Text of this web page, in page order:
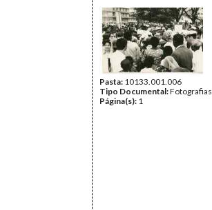
Pasta: 10133.001.006
Tipo Documental:Fotografias
Página(s): 1